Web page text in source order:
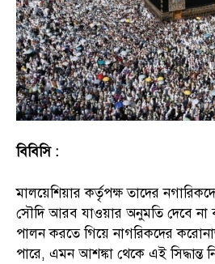
বিবিসি :
মালয়েশিয়ার কর্তৃপক্ষ তাদের
সৌদি আরব যাওয়ার অনুমতি দেবে না
পালন করতে গিয়ে নাগরিকদের
পারে, এমন আশঙ্কা থেকে এই সিদ্ধান্ত